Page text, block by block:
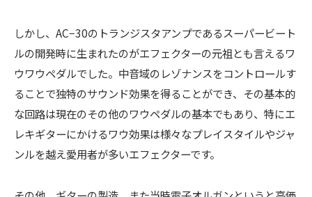
しかし、AC−30のトランジスタアンプであるスーパービート
ルの開発時に生まれたのがエフェクターの元祖とも言えるワ
ウワウペダルでした。中音域のレゾナンスをコントロールす
ることで独特のサウンド効果を得ることができ、その基本的
な回路は現在のその他のワウペダルの基本でもあり、特にエ
レキギターにかけるワウ効果は様々なプレイスタイルやジャ
ンルを越え愛用者が多いエフェクターです。